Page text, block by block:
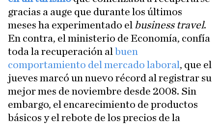
gracias a auge que durante los últimos
meses ha experimentado el business travel.
En contra, el ministerio de Economía, confía
toda la recuperación al buen
comportamiento del mercado laboral , que el
jueves marcó un nuevo récord al registrar su
mejor mes de noviembre desde 2008. Sin
embargo, el encarecimiento de productos
básicos y el rebote de los precios de la